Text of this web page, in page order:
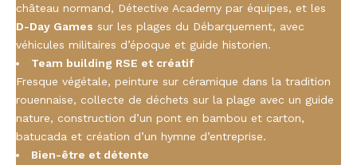
château normand, Détective Academy par équipes, et les
D-Day Games sur les plages du Débarquement, avec
véhicules militaires d’époque et guide historien.
Team building RSE et créatif
Fresque végétale, peinture sur céramique dans la tradition
rouennaise, collecte de déchets sur la plage avec un guide
nature, construction d’un pont en bambou et carton,
batucada et création d’un hymne d’entreprise.
Bien-être et détente